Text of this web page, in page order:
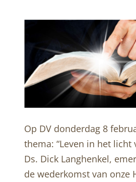
Op DV donderdag 8
thema: “Leven in het licht
Ds. Dick Langhenkel,
de wederkomst van onze